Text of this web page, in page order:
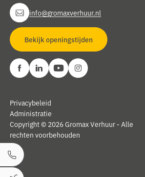
Bel ons
info@gromaxverhuur.nl
Bekijk openingstijden
Copyright © 2026 Gromax Verhuur - Alle
rechten voorbehouden
Privacybeleid
Administratie